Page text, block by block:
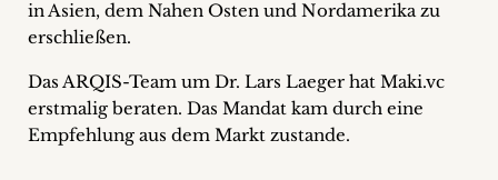
Philosophie
Presseanfragen
Kontakt
in Asien, dem Nahen Osten und Nordamerika zu
erschließen.
Das ARQIS-Team um Dr. Lars Laeger hat Maki.vc
erstmalig beraten. Das Mandat kam durch eine
Empfehlung aus dem Markt zustande.